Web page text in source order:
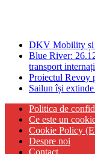
DKV Mobility și
Blue River:
transport
Proiectul Revoy
Sailun își
Politica de
Ce este un
Cookie Policy
Despre noi
Contact